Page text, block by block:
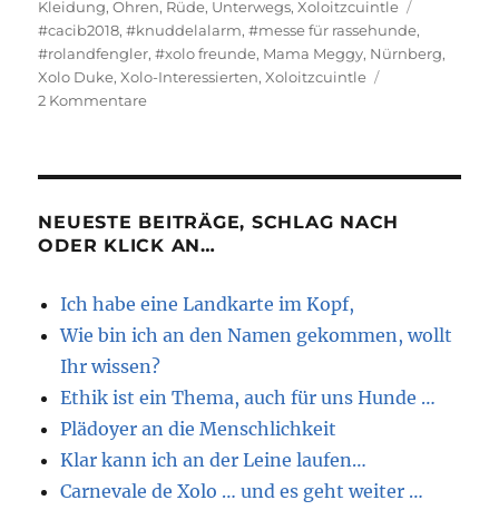
am
Kleidung,Ohren, Rüde, Unterwegs,Xoloitzcuintle
#cacib2018,#knuddelalarm,#messe für rassehunde,
#rolandfengler,#xolo freunde, Mama Meggy, Nürnberg,
Xolo Duke,Xolo-Interessierten,Xoloitzcuintle
2 Kommentarezu
NEUESTE BEITRÄGE, SCHLAG NACH
ODER KLICK AN…
Ich habe eine Landkarte im Kopf,
Wie bin ich an den Namen gekommen, wollt
Ihr wissen?
Ethik ist ein Thema, auch für uns Hunde …
Plädoyer an die Menschlichkeit
Klar kann ich an der Leine laufen…
Carnevale de Xolo … und es geht weiter …